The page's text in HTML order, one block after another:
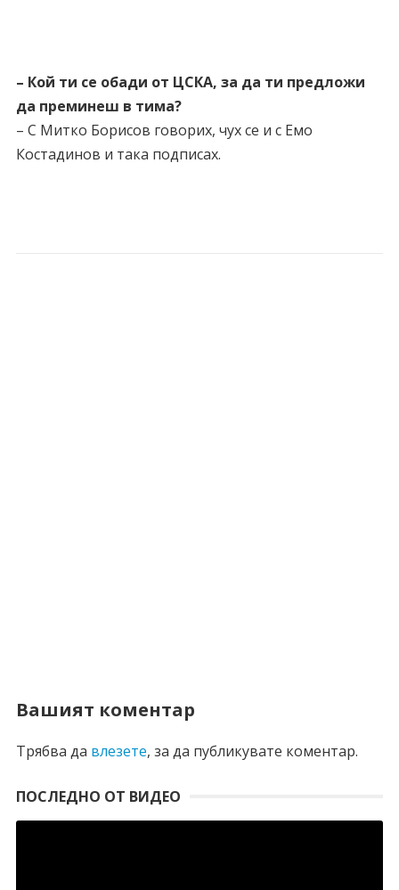
– Кой ти се обади от ЦСКА, за да ти предложи
да преминеш в тима?
– С Митко Борисов говорих, чух се и с Емо
Костадинов и така подписах.
Вашият коментар
Трябва да влезете, за да публикувате коментар.
ПОСЛЕДНО ОТ ВИДЕО